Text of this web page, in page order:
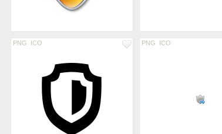
PNG ICO PNG ICO